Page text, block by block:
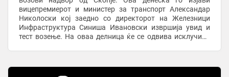
вицепремиерот и министер за транспорт Александар
Николоски кој заедно со директорот на Железници
Инфраструктура Синиша Ивановски извршија увид и
тест возење. На оваа делница ќе се одвива исклучиво